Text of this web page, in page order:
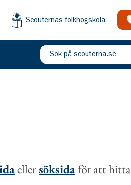
Scouternas folkhögskola
Sök på scouterna.se
ellersöksidaför att hitta